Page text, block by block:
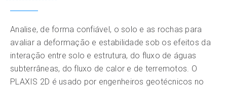
Preços
Insights e impacto
Analise, de forma confiável, o solo e as rochas para
avaliar a deformação e estabilidade sob os efeitos da
interação entre solo e estrutura, do fluxo de águas
subterrâneas, do fluxo de calor e de terremotos. O
PLAXIS 2D é usado por engenheiros geotécnicos no